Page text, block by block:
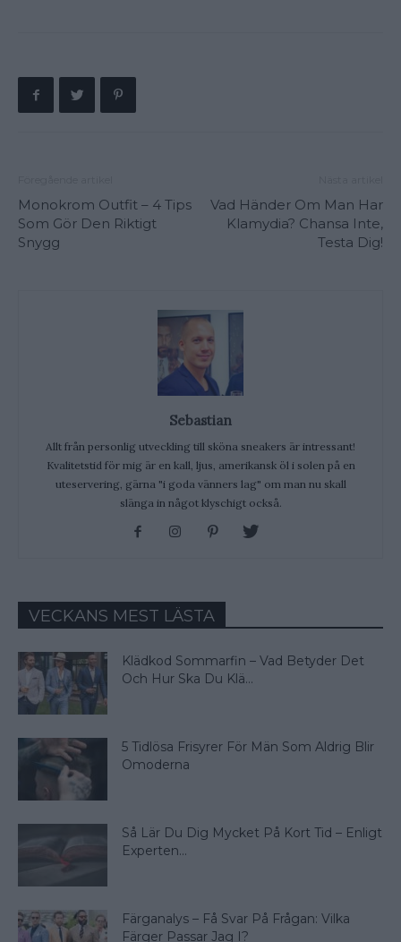
Monokrom Outfit – 4 Tips
Som Gör Den Riktigt
Snygg
Vad Händer Om Man Har
Klamydia? Chansa Inte,
Testa Dig!
Sebastian
Allt från personlig utveckling till sköna sneakers är intressant!
Kvalitetstid för mig är en kall, ljus, amerikansk öl i solen på en
uteservering, gärna "i goda vänners lag" om man nu skall
slänga in något klyschigt också.
VECKANS MEST LÄSTA
Klädkod Sommarfin – Vad Betyder Det
Och Hur Ska Du Klä...
5 Tidlösa Frisyrer För Män Som Aldrig Blir
Omoderna
Så Lär Du Dig Mycket På Kort Tid – Enligt
Experten...
Färganalys – Få Svar På Frågan: Vilka
Färger Passar Jag I?